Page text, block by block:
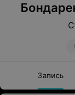
Запись